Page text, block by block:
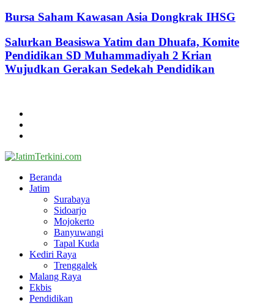
Bursa Saham Kawasan Asia Dongkrak IHSG
Salurkan Beasiswa Yatim dan Dhuafa, Komite
Pendidikan SD Muhammadiyah 2 Krian
Wujudkan Gerakan Sedekah Pendidikan
Beranda
Jatim
Surabaya
Sidoarjo
Mojokerto
Banyuwangi
Tapal Kuda
Kediri Raya
Trenggalek
Malang Raya
Ekbis
Pendidikan